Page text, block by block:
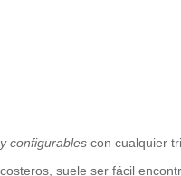
configurables con cualquier
suele ser fácil